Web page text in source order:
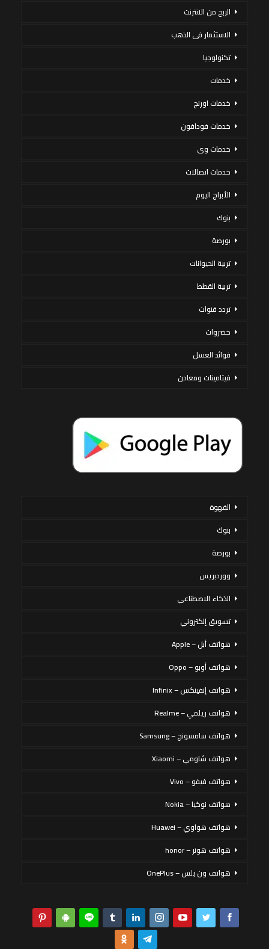
الربح من الانترنت
الاستثمار فى الذهب
تكنولوجيا
خدمات
خدمات اورنج
خدمات فودافون
خدمات وى
خدمات اتصالات
الأبراج اليوم
بنوك
بورصة
تربية الحيوانات
تربية القطط
تردد قنوات
خضروات
فوائد العسل
فيتامينات ومعادن
القهوة
بنوك
بورصة
ووردبريس
الذكاء الاصطناعي
تسويق إلكتروني
هواتف أبل – Apple
هواتف أوبو – Oppo
هواتف إنفينكس – Infinix
هواتف ريلمي – Realme
هواتف سامسونج – Samsung
هواتف شاومي – Xiaomi
هواتف فيفو – Vivo
هواتف نوكيا – Nokia
هواتف هواوي – Huawei
هواتف هونر – honor
هواتف ون بلس – OnePlus